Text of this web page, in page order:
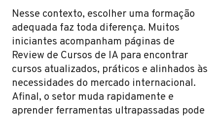
Nesse contexto, escolher uma formação
adequada faz toda diferença. Muitos
iniciantes acompanham páginas de
Review de Cursos de IA para encontrar
cursos atualizados, práticos e alinhados às
necessidades do mercado internacional.
Afinal, o setor muda rapidamente e
aprender ferramentas ultrapassadas pode